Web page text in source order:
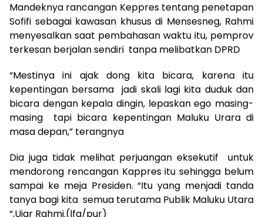
Mandeknya rancangan Keppres tentang penetapan
Sofifi sebagai kawasan khusus di Mensesneg, Rahmi
menyesalkan saat pembahasan waktu itu, pemprov
terkesan berjalan sendiri tanpa melibatkan DPRD
“Mestinya ini ajak dong kita bicara, karena itu
kepentingan bersama jadi skali lagi kita duduk dan
bicara dengan kepala dingin, lepaskan ego masing-
masing tapi bicara kepentingan Maluku Urara di
masa depan,” terangnya
Dia juga tidak melihat perjuangan eksekutif untuk
mendorong rencangan Kappres itu sehingga belum
sampai ke meja Presiden. “Itu yang menjadi tanda
tanya bagi kita semua terutama Publik Maluku Utara
“,Ujar Rahmi.(lfa/pur)